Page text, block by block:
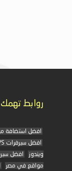
روابط تهمك
افضل استضافة
افضل سيرفرات VPS في مصر
ويندوز
افضل
مواقع في مصر